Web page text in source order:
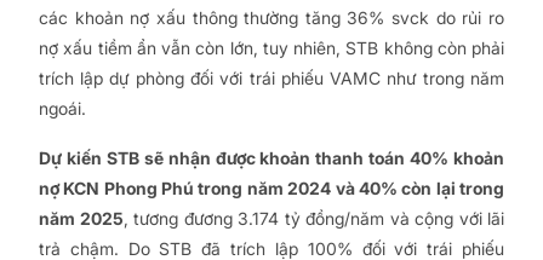
các khoản nợ xấu thông thường tăng 36% svck do rủi ro
nợ xấu tiềm ẩn vẫn còn lớn, tuy nhiên, STB không còn phải
trích lập dự phòng đối với trái phiếu VAMC như trong năm
ngoái.
Dự kiến STB sẽ nhận được khoản thanh toán 40% khoản
nợ KCN Phong Phú trong năm 2024 và 40% còn lại trong
năm 2025, tương đương 3.174 tỷ đồng/năm và cộng với lãi
trả chậm. Do STB đã trích lập 100% đối với trái phiếu